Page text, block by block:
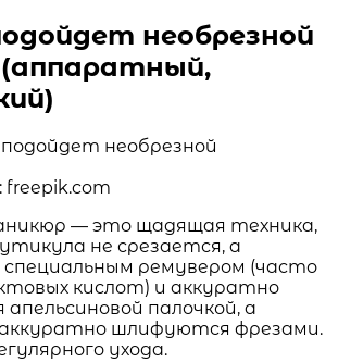
необрезной
— это щадящая техника,
не срезается, а
специальным ремувером (часто
кислот) и аккуратно
палочкой, а
шлифуются фрезами.
ухода.